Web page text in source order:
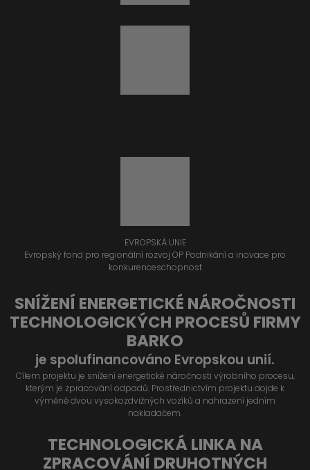
EVROPSKÁ UNIE
Evropský fond pro regionální rozvoj OP Podnikání a inovace pro
konkurenceschopnost
SNÍŽENÍ ENERGETICKÉ NÁROČNOSTI
TECHNOLOGICKÝCH PROCESŮ FIRMY
BARKO
je spolufinancováno Evropskou unií.
Cílem projektu je snížení energetické náročnosti výrobního procesu,
kterým je zpracování odpadů. Prostřednictvím projektu dojde k
výměně dvou vysokozdvižných vozíků a nahrazení jedním
nakladačem.
TECHNOLOGICKÁ LINKA NA
ZPRACOVÁNÍ DRUHOTNÝCH